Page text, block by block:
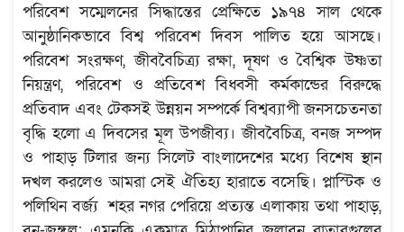
পরিবেশ সম্মেলনের সিদ্ধান্তের প্রেক্ষিতে ১৯৭৪ সাল থেকে
আনুষ্ঠানিকভাবে বিশ্ব পরিবেশ দিবস পালিত হয়ে আসছে।
পরিবেশ সংরক্ষণ, জীববৈচিত্র্য রক্ষা, দূষণ ও বৈশ্বিক উষ্ণতা
নিয়ন্ত্রণ, পরিবেশ ও প্রতিবেশ বিধ্বসী কর্মকান্ডের বিরুদ্ধে
প্রতিবাদ এবং টেকসই উন্নয়ন সম্পর্কে বিশ্বব্যাপী জনসচেতনতা
বৃদ্ধি হলো এ দিবসের মূল উপজীব্য। জীববৈচিত্র, বনজ সম্পদ
ও পাহাড় টিলার জন্য সিলেট বাংলাদেশের মধ্যে বিশেষ স্থান
দখল করলেও আমরা সেই ঐতিহ্য হারাতে বসেছি। প্লাস্টিক ও
পলিথিন বর্জ্য শহর নগর পেরিয়ে প্রত্যন্ত এলাকায় তথা পাহাড়,